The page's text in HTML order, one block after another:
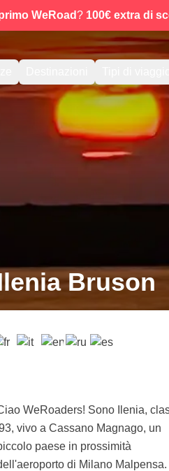
WeRoad? 100€ extra di
Bruson
WeRoaders! Sono Ilenia,
vivo a Cassano Magnago, un
paese in prossimità
di Milano Malpensa.
e sapori. Sono
che vive di piccole cose e di
profonde. Una delle
che pronuncio più spesso è